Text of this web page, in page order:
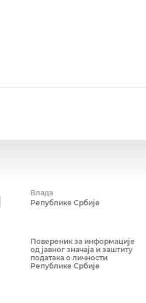
Влада
Републике Србије
Повереник за информације
од јавног значаја и заштиту
података о личности
Републике Србије